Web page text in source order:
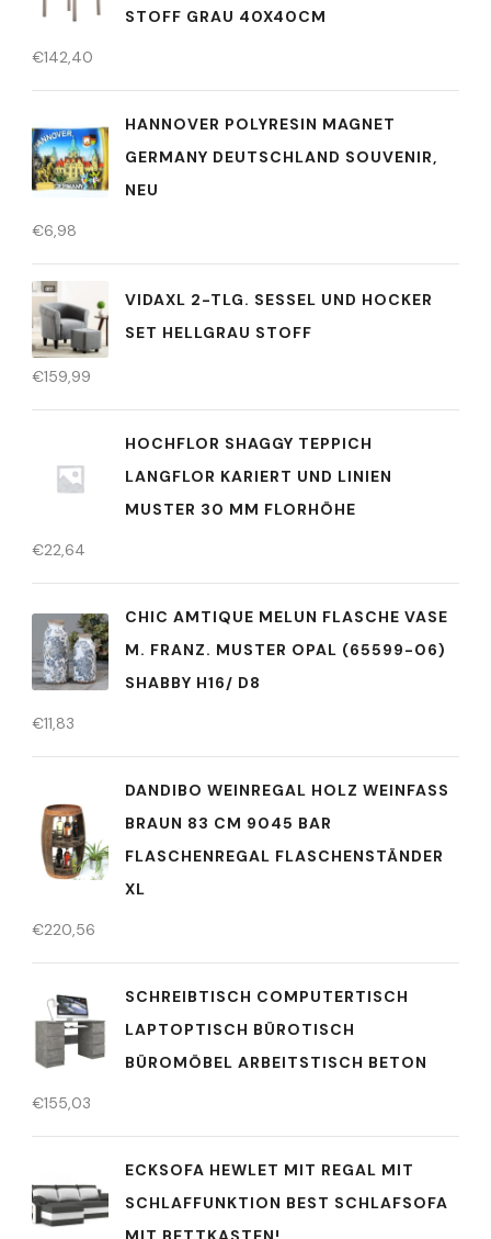
STOFF GRAU 40X40CM
€142,40
HANNOVER POLYRESIN MAGNET
GERMANY DEUTSCHLAND SOUVENIR,
NEU
€6,98
VIDAXL 2-TLG. SESSEL UND HOCKER
SET HELLGRAU STOFF
€159,99
HOCHFLOR SHAGGY TEPPICH
LANGFLOR KARIERT UND LINIEN
MUSTER 30 MM FLORHÖHE
€22,64
CHIC AMTIQUE MELUN FLASCHE VASE
M. FRANZ. MUSTER OPAL (65599-06)
SHABBY H16/ D8
€11,83
DANDIBO WEINREGAL HOLZ WEINFASS
BRAUN 83 CM 9045 BAR
FLASCHENREGAL FLASCHENSTÄNDER
XL
€220,56
SCHREIBTISCH COMPUTERTISCH
LAPTOPTISCH BÜROTISCH
BÜROMÖBEL ARBEITSTISCH BETON
€155,03
ECKSOFA HEWLET MIT REGAL MIT
SCHLAFFUNKTION BEST SCHLAFSOFA